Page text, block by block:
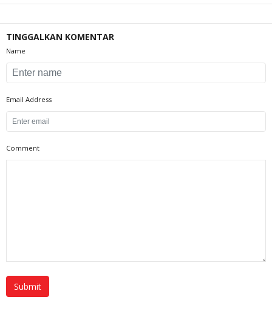
TINGGALKAN KOMENTAR
Name
Email Address
Comment